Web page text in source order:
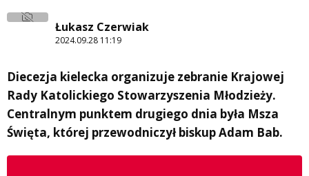
Łukasz Czerwiak
2024.09.28 11:19
Diecezja kielecka organizuje zebranie Krajowej
Rady Katolickiego Stowarzyszenia Młodzieży.
Centralnym punktem drugiego dnia była Msza
Święta, której przewodniczył biskup Adam Bab.